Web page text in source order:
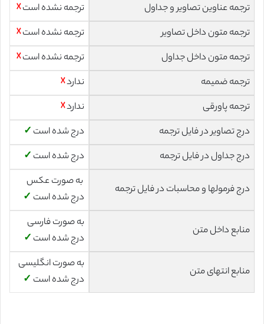
ترجمه عناوین تصاویر و جداول
ترجمه نشده است☓
ترجمه متون داخل تصاویر
ترجمه نشده است☓
ترجمه متون داخل جداول
ترجمه نشده است☓
ترجمه ضمیمه
ندارد☓
ترجمه پاورقی
ندارد☓
درج تصاویر در فایل ترجمه
درج شده است ✓
درج جداول در فایل ترجمه
درج شده است ✓
درج فرمولها و محاسبات در فایل ترجمه
به صورت عکس
درج شده است ✓
منابع داخل متن
به صورت فارسی
درج شده است ✓
منابع انتهای متن
به صورت انگلیسی
درج شده است ✓